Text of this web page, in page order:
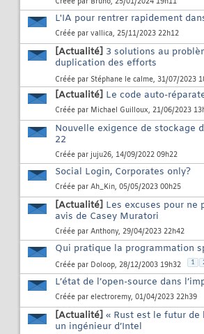
Créée par Bruno, 25/01/2024 19h11
L'IA pour rentrer rapidement
Créée par vallica, 25/11/2023 22h12
[Actualité] 3 solutions au
duplication des efforts
Créée par Stéphane le calme, 31/07/2023
[Actualité] Le code auto-
Créée par Michael Guilloux, 21/06/2023
Nouvelle exigence de stockage
22
Créée par juju26, 14/09/2022 09h22
Social Login, Corporates only?
Créée par Ah_Kin, 05/05/2023 00h25
[Actualité] Les excuses pour ne
avis de Casey Muratori
Créée par Anthony, 29/04/2023 22h42
Qui pratique la programmation
Créée par Doloop, 28/12/2003 19h32 1
L’état de l’open-source dans
Créée par electroremy, 01/04/2023 22h39
[Actualité] « Rust est le futur de
un ingénieur d’Intel